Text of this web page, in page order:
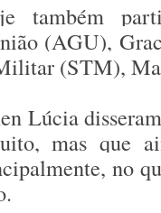
também
(AGU),
(STM),
Lúcia
mas que
no